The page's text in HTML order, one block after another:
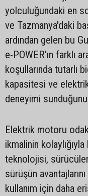
yolculuğundaki en
ve Tazmanya'daki
ardından gelen bu
e-POWER'ın farklı
koşullarında tutarlı
kapasitesi ve
deneyimi
Elektrik motoru
ikmalinin
teknolojisi,
sürüşün
kullanım için daha